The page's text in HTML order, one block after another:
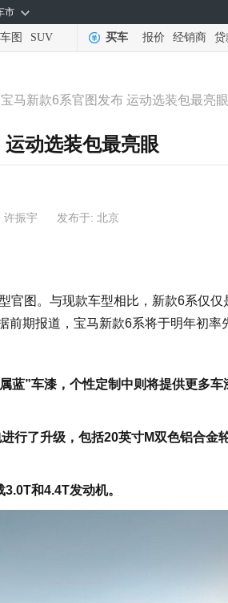
市
车图 SUV 买车 报价 经销商 贷
宝马新款6系官图发布 运动选装包最亮眼
动选装包最亮眼
许振宇 发布于: 北京
图。与现款车型相比，新款6系仅仅
期报道，宝马新款6系将于明年初率
”车漆，个性定制中则将提供更多车
了升级，包括20英寸M双色铝合金
和4.4T发动机。